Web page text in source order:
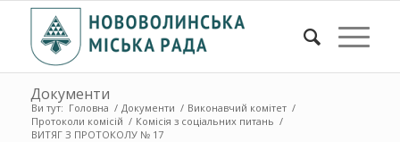
Документи
Ви тут: Головна / Документи / Виконавчий комітет /
Протоколи комісій / Комісія з соціальних питань /
ВИТЯГ З ПРОТОКОЛУ № 17